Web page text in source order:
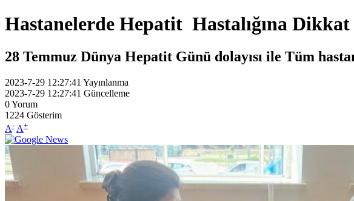
Hastanelerde Hepatit Hastalığına
28 Temmuz Dünya Hepatit Günü dolayısı ile Tüm
2023-7-29 12:27:41 Yayınlanma
2023-7-29 12:27:41 Güncelleme
0Yorum
1224 Gösterim
A- A+